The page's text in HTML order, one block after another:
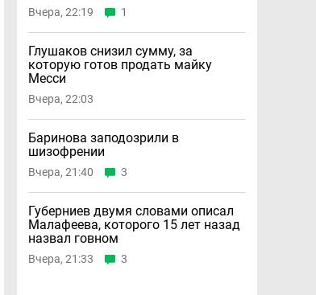
Вчера, 22:19 1
Глушаков снизил сумму, за
которую готов продать майку
Месси
Вчера, 22:03
Баринова заподозрили в
шизофрении
Вчера, 21:40 3
Губерниев двумя словами описал
Малафеева, которого 15 лет назад
назвал говном
Вчера, 21:33 3